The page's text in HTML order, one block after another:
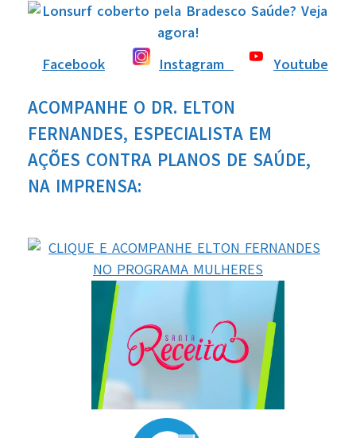
Facebook Instagram Youtube
ACOMPANHE O DR. ELTON
FERNANDES, ESPECIALISTA EM
AÇÕES CONTRA PLANOS DE SAÚDE,
NA IMPRENSA: